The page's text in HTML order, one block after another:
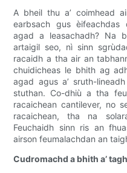
A bheil thu a’ coimhead
earbsach gus èifeachdas
agad a leasachadh? Na
artaigil seo, nì sinn
racaidh a tha air an
chuidicheas le bhith ag
agad agus a’ sruth-
stuthan. Co-dhiù a tha
racaichean cantilever, no
racaichean, tha na
Feuchaidh sinn ris an
airson feumalachdan an
Cudromachd a bhith a’